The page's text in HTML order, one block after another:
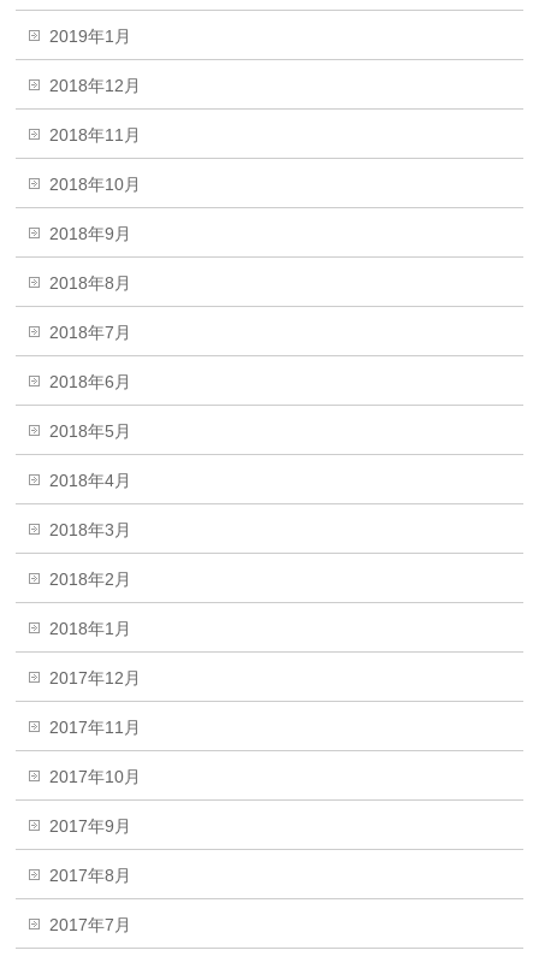
2019年1月
2018年12月
2018年11月
2018年10月
2018年9月
2018年8月
2018年7月
2018年6月
2018年5月
2018年4月
2018年3月
2018年2月
2018年1月
2017年12月
2017年11月
2017年10月
2017年9月
2017年8月
2017年7月